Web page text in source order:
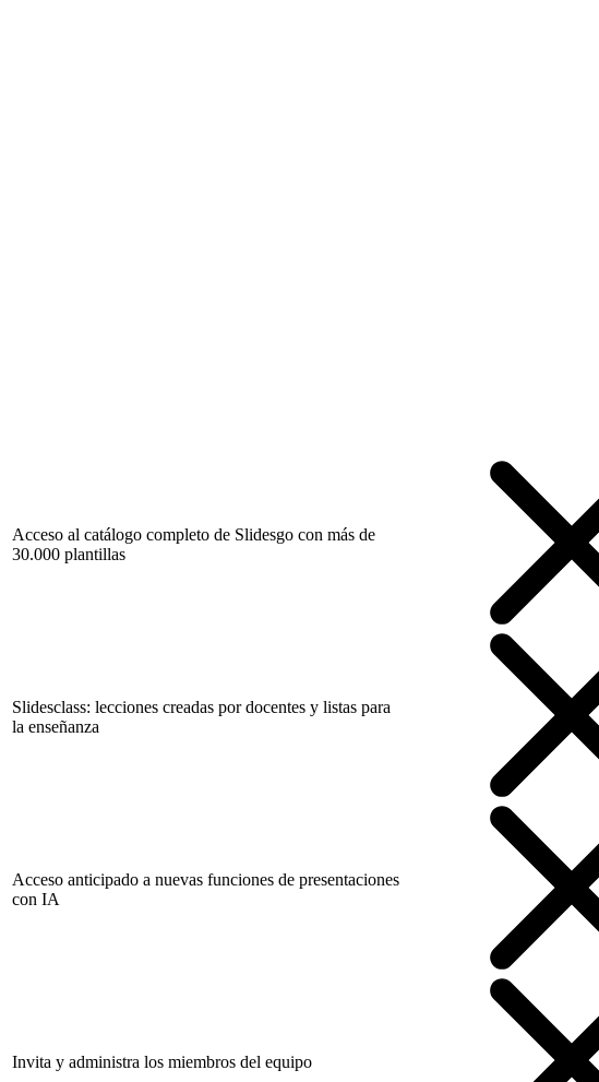
Acceso al catálogo completo de Slidesgo con más de
30.000 plantillas
Slidesclass: lecciones creadas por docentes y listas para
la enseñanza
Acceso anticipado a nuevas funciones de presentaciones
con IA
Invita y administra los miembros del equipo